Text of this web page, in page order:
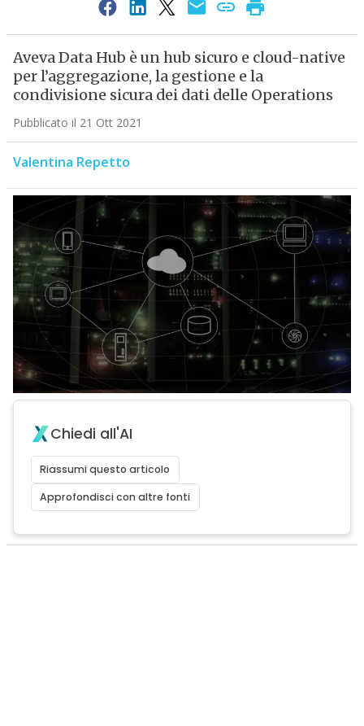
Aveva Data Hub è un hub sicuro e cloud-native
per l’aggregazione, la gestione e la
condivisione sicura dei dati delle Operations
Pubblicato il 21 Ott 2021
Valentina Repetto
Chiedi all'AI
Riassumi questo articolo
Approfondisci con altre fonti